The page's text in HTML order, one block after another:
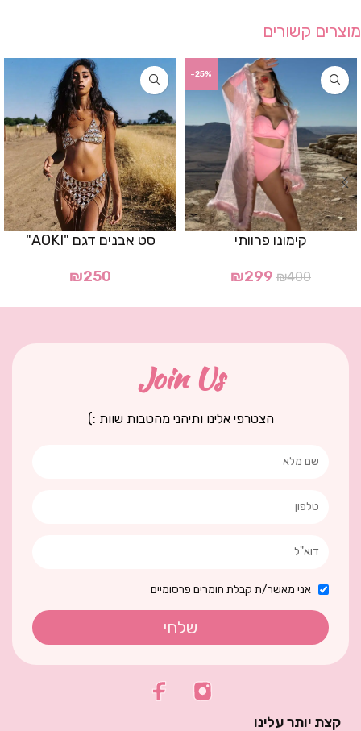
מוצרים קשורים
-25%
קימונו פרוותי
₪400
₪299
סט אבנים דגם "AOKI"
₪250
Join Us
הצטרפי אלינו ותיהני מהטבות שוות :)
אני מאשר/ת קבלת חומרים פרסומיים
שלחי
קצת יותר עלינו